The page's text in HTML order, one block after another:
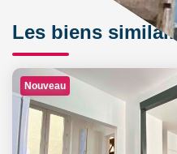
Les biens
Nouveau